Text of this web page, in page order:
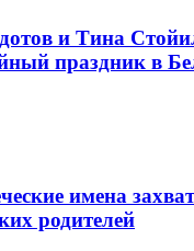
и Тина
праздник в
имена
родителей